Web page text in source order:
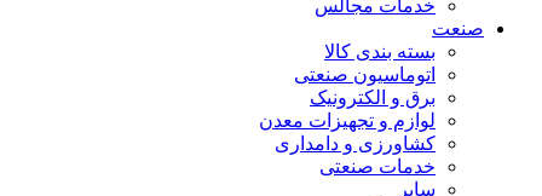
خدمات مجالس
صنعت
بسته بندی کالا
اتوماسیون صنعتی
برق و الکترونیک
لوازم و تجهیزات معدن
کشاورزی و دامداری
خدمات صنعتی
سایر